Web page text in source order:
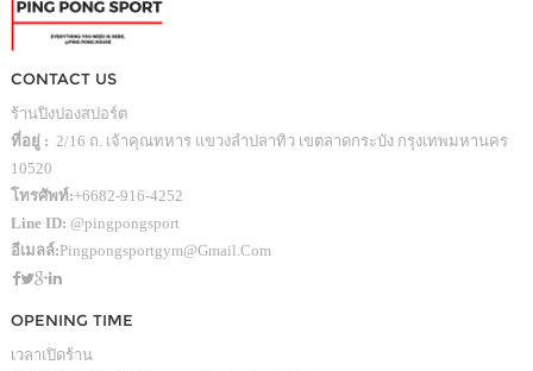
CONTACT US
ร้านปิงปองสปอร์ต
ที่อยู่ : 2/16 ถ. เจ้าคุณทหาร แขวงลำปลาทิว เขตลาดกระบัง กรุงเทพมหานคร
10520
โทรศัพท์:+6682-916-4252
Line ID: @pingpongsport
อีเมลล์:Pingpongsportgym@gmail.com
OPENING TIME
เวลาเปิดร้าน